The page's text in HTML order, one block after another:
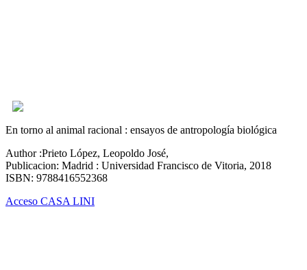
En torno al animal racional : ensayos de antropología biológica
Author :Prieto López, Leopoldo José,
Publicacion: Madrid : Universidad Francisco de Vitoria, 2018
ISBN: 9788416552368
Acceso CASA LINI